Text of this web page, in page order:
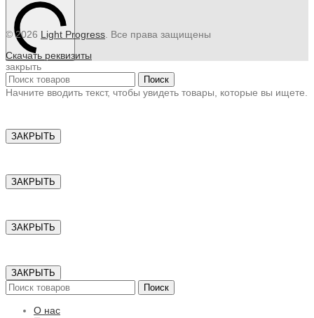
© 2026 Light Progress . Все права защищены
Скачать реквизиты
закрыть
Поиск
Начните вводить текст, чтобы увидеть товары, которые вы ищете.
ЗАКРЫТЬ
ЗАКРЫТЬ
ЗАКРЫТЬ
ЗАКРЫТЬ
Поиск
О нас